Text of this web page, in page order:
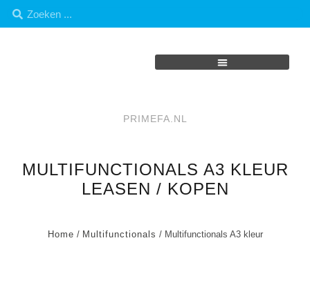
PRIMEFA.NL
MULTIFUNCTIONALS A3 KLEUR
LEASEN / KOPEN
Home / Multifunctionals / Multifunctionals A3 kleur